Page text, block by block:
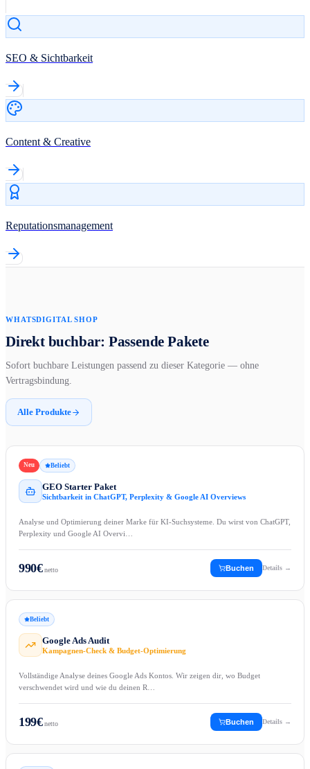
SEO & Sichtbarkeit
Content & Creative
Reputationsmanagement
WHATSDIGITAL SHOP
Direkt buchbar: Passende Pakete
Sofort buchbare Leistungen passend zu dieser Kategorie — ohne
Vertragsbindung.
Alle Produkte
Neu Beliebt
GEO Starter Paket
Sichtbarkeit in ChatGPT, Perplexity & Google AI Overviews
Analyse und Optimierung deiner Marke für KI-Suchsysteme. Du wirst von ChatGPT,
Perplexity und Google AI Overvi…
990€netto Buchen Details →
Beliebt
Google Ads Audit
Kampagnen-Check & Budget-Optimierung
Vollständige Analyse deines Google Ads Kontos. Wir zeigen dir, wo Budget
verschwendet wird und wie du deinen R…
199€netto Buchen Details →